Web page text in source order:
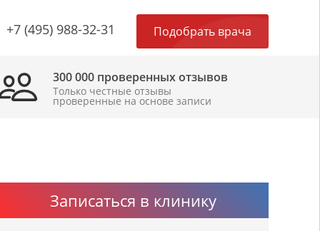
+7 (495) 988-32-31 Подобрать врача
300 000 проверенных отзывов
Только честные отзывы
проверенные на основе записи
Записаться в клинику